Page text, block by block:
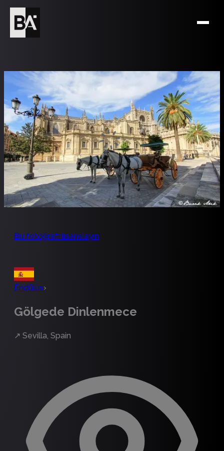
Bu fotoğrafı lisanslayın
Endülüs›
Gölgede Dinlenmece
↗ Sevilla, Spain